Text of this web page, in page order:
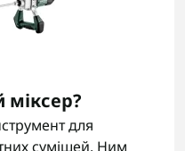
міксер?
для
сумішей. Ним